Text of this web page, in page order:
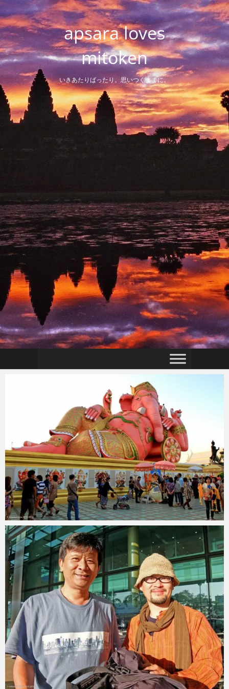
Skip
to
content
apsara loves
mitoken
いきあたりばったり。思いつくままに。
mitoken 2014 年 1 月 3 日